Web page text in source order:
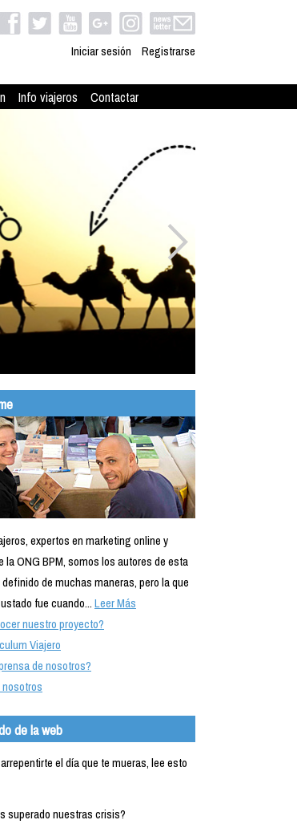
Iniciar sesión Registrarse
Info viajeros Contactar
expertos en marketing online y
la ONG BPM, somos los autores de esta
de muchas maneras, pero la que
fue cuando...Leer Más
nuestro proyecto?
Viajero
de nosotros?
de la web
el día que te mueras, lee esto
superado nuestras crisis?